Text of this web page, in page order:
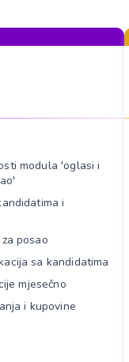
modula 'oglasi i
i
posao
sa kandidatima
mjesečno
i kupovine